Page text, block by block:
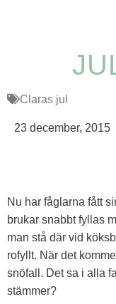
Claras jul
23 december, 2015
Nu har fåglarna fått
brukar snabbt fyllas
man stå där vid
rofyllt. När det
snöfall. Det sa i alla
stämmer?